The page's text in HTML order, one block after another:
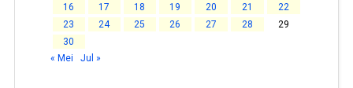
16
17 18 19 20 21
22
23
24 25 26 27 28
29
30
« Mei
Jul »